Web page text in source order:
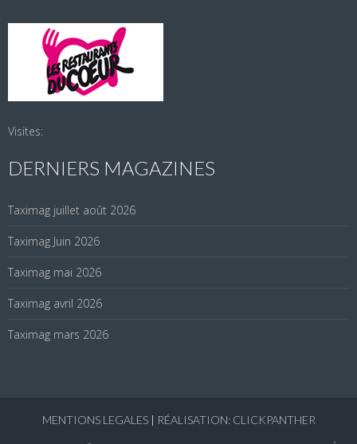
Visites:
DERNIERS MAGAZINES
Taximag juillet août 2026
Taximag Juin 2026
Taximag mai 2026
Taximag avril 2026
Taximag mars 2026
MENTIONS LEGALES | RÉALISATION: CLICKPANTHER